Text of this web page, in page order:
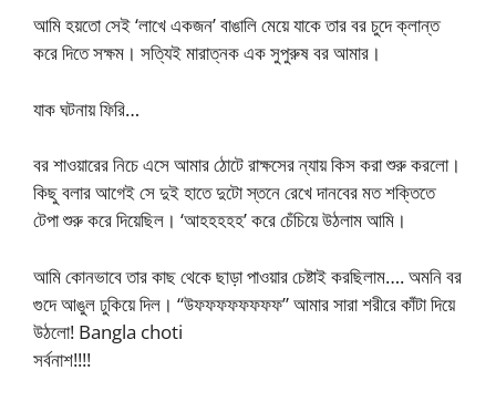
আমি হয়তো সেই ‘লাখে একজন’ বাঙালি মেয়ে যাকে তার বর চুদে ক্লান্ত
করে দিতে সক্ষম। সত্যিই মারাত্নক এক সুপুরুষ বর আমার।
যাক ঘটনায় ফিরি…
বর শাওয়ারের নিচে এসে আমার ঠোটে রাক্ষসের ন্যায় কিস করা শুরু করলো।
কিছু বলার আগেই সে দুই হাতে দুটো স্তনে রেখে দানবের মত শক্তিতে
টেপা শুরু করে দিয়েছিল। ‘আহহহহহ’ করে চেঁচিয়ে উঠলাম আমি।
আমি কোনভাবে তার কাছ থেকে ছাড়া পাওয়ার চেষ্টাই করছিলাম…. অমনি বর
গুদে আঙুল ঢুকিয়ে দিল। “উফফফফফফফফ” আমার সারা শরীরে কাঁটা দিয়ে
উঠলো! Bangla choti
সর্বনাশ!!!!